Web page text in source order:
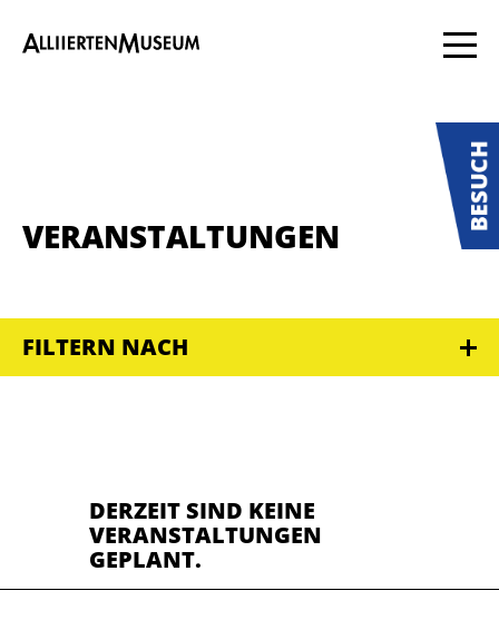
VERANSTALTUNGEN
FILTERN NACH
DERZEIT SIND KEINE
VERANSTALTUNGEN
GEPLANT.